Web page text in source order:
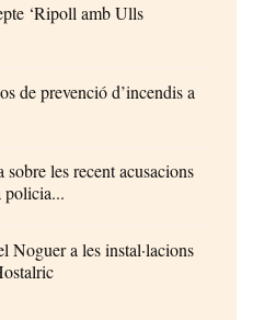
‘Ripoll amb Ulls
de prevenció d’incendis a
les recent acusacions
policia...
Noguer a les instal·lacions